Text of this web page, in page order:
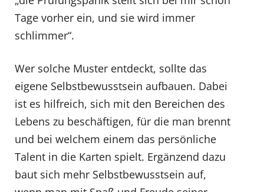
Tage vorher ein, und sie wird immer
schlimmer“.
Wer solche Muster entdeckt, sollte das
eigene Selbstbewusstsein aufbauen. Dabei
ist es hilfreich, sich mit den Bereichen des
Lebens zu beschäftigen, für die man brennt
und bei welchem einem das persönliche
Talent in die Karten spielt. Ergänzend dazu
baut sich mehr Selbstbewusstsein auf,